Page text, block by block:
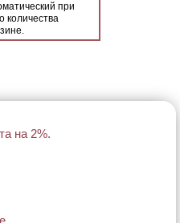
при
количества
на 2%.